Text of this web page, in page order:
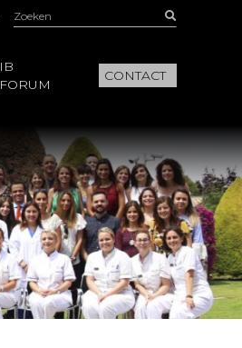
Zoeken:
IB
FORUM
CONTACT